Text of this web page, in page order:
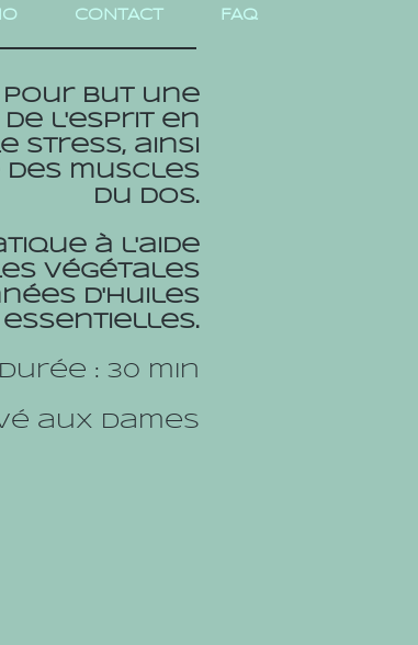
CONTACT FAQ
pour but une
l'esprit en
stress, ainsi
muscles
du dos.
à l'aide
végétales
d'huiles
essentielles.
Durée : 30 min
aux dames